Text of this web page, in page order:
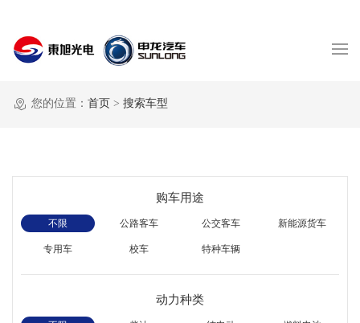
您的位置： 首页 > 搜索车型
购车用途
不限 公路客车 公交客车 新能源货车
专用车 校车 特种车辆
动力种类